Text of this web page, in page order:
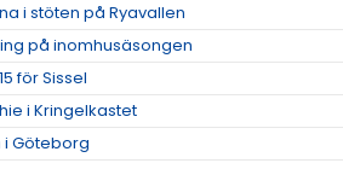
i stöten på Ryavallen
på inomhusäsongen
för Sissel
i Kringelkastet
i Göteborg